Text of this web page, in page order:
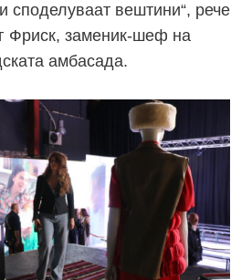
споделуваат вештини“, рече
Фриск, заменик-шеф на
амбасада.